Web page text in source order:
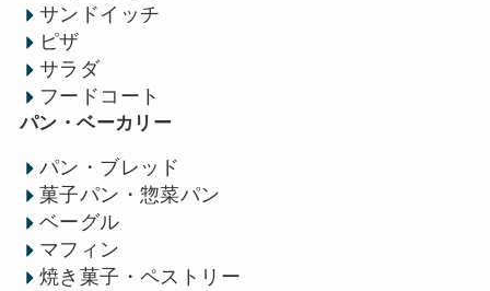
サンドイッチ
ピザ
サラダ
フードコート
パン・ベーカリー
パン・ブレッド
菓子パン・惣菜パン
ベーグル
マフィン
焼き菓子・ペストリー